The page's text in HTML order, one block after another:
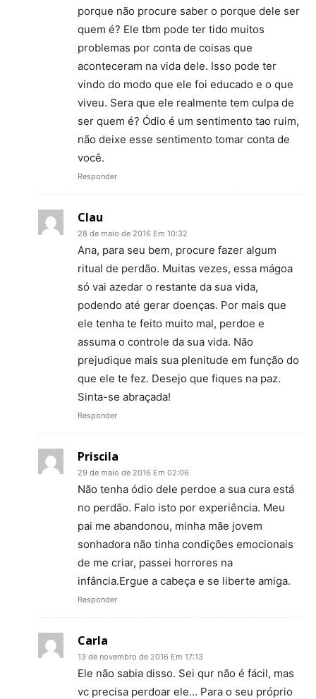
porque não procure saber o porque dele ser
quem é? Ele tbm pode ter tido muitos
problemas por conta de coisas que
aconteceram na vida dele. Isso pode ter
vindo do modo que ele foi educado e o que
viveu. Sera que ele realmente tem culpa de
ser quem é? Ódio é um sentimento tao ruim,
não deixe esse sentimento tomar conta de
você.
Responder
Clau
28 de maio de 2016 Em 10:32
Ana, para seu bem, procure fazer algum
ritual de perdão. Muitas vezes, essa mágoa
só vai azedar o restante da sua vida,
podendo até gerar doenças. Por mais que
ele tenha te feito muito mal, perdoe e
assuma o controle da sua vida. Não
prejudique mais sua plenitude em função do
que ele te fez. Desejo que fiques na paz.
Sinta-se abraçada!
Responder
Priscila
29 de maio de 2016 Em 02:06
Não tenha ódio dele perdoe a sua cura está
no perdão. Falo isto por experiência. Meu
pai me abandonou, minha mãe jovem
sonhadora não tinha condições emocionais
de me criar, passei horrores na
infância.Ergue a cabeça e se liberte amiga.
Responder
Carla
13 de novembro de 2016 Em 17:13
Ele não sabia disso. Sei qur não é fácil, mas
vc precisa perdoar ele… Para o seu próprio